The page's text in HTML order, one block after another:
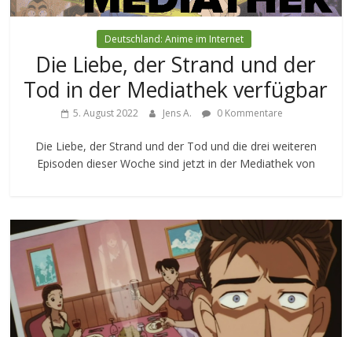
Deutschland: Anime im Internet
Die Liebe, der Strand und der
Tod in der Mediathek verfügbar
5. August 2022 Jens A. 0 Kommentare
Die Liebe, der Strand und der Tod und die drei weiteren
Episoden dieser Woche sind jetzt in der Mediathek von